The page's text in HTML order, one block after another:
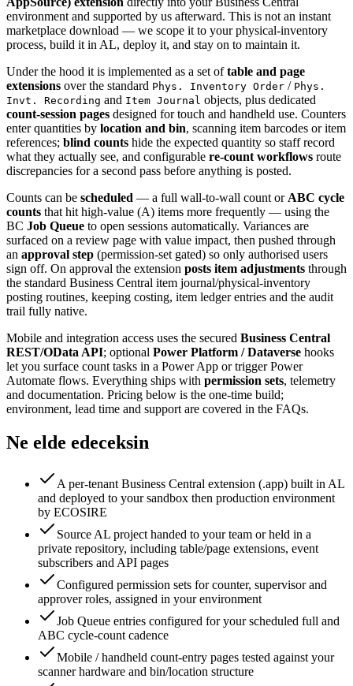
environment and supported by us afterward. This is not an instant
marketplace download — we scope it to your physical-inventory
process, build it in AL, deploy it, and stay on to maintain it.
Under the hood it is implemented as a set oftable and page
extensions over the standard Phys. Inventory Order / Phys.
Invt. Recording and Item Journal objects, plus dedicated
count-session pages designed for touch and handheld use. Counters
enter quantities by location and bin, scanning item barcodes or item
references; blind counts hide the expected quantity so staff record
what they actually see, and configurable re-count workflows route
discrepancies for a second pass before anything is posted.
Counts can be scheduled — a full wall-to-wall count or ABC cycle
counts that hit high-value (A) items more frequently — using the
BC Job Queue to open sessions automatically. Variances are
surfaced on a review page with value impact, then pushed through
an approval step (permission-set gated) so only authorised users
sign off. On approval the extension posts item adjustments through
the standard Business Central item journal/physical-inventory
posting routines, keeping costing, item ledger entries and the audit
trail fully native.
Mobile and integration access uses the secured Business Central
REST/OData API; optional Power Platform / Dataverse hooks
let you surface count tasks in a Power App or trigger Power
Automate flows. Everything ships with permission sets, telemetry
and documentation. Pricing below is the one-time build;
environment, lead time and support are covered in the FAQs.
Ne elde edeceksin
A per-tenant Business Central extension (.app) built in AL
and deployed to your sandbox then production environment
by ECOSIRE
Source AL project handed to your team or held in a
private repository, including table/page extensions, event
subscribers and API pages
Configured permission sets for counter, supervisor and
approver roles, assigned in your environment
Job Queue entries configured for your scheduled full and
ABC cycle-count cadence
Mobile / handheld count-entry pages tested against your
scanner hardware and bin/location structure